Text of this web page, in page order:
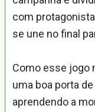
com
se une no final
Como esse jogo
uma boa porta
aprendendo a